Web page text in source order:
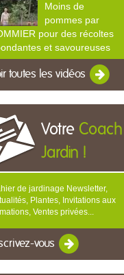
Moins de
pommes par
pour des récoltes
et savoureuses
toutes les vidéos
Votre Coach
Jardin !
de jardinage Newsletter,
Plantes, Invitations aux
Ventes privées...
vous